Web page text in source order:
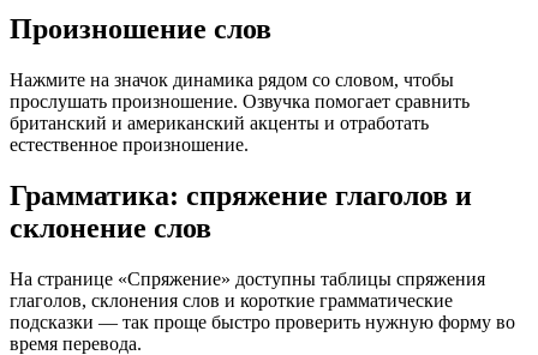
Произношение слов
Нажмите на значок динамика рядом со словом, чтобы
прослушать произношение. Озвучка помогает сравнить
британский и американский акценты и отработать
естественное произношение.
Грамматика: спряжение глаголов и
склонение слов
На странице «Спряжение» доступны таблицы спряжения
глаголов, склонения слов и короткие грамматические
подсказки — так проще быстро проверить нужную форму во
время перевода.